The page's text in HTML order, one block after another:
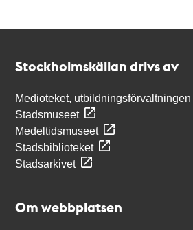
Stockholmskällan drivs av
Medioteket, utbildningsförvaltningen
Stadsmuseet
Medeltidsmuseet
Stadsbiblioteket
Stadsarkivet
Om webbplatsen